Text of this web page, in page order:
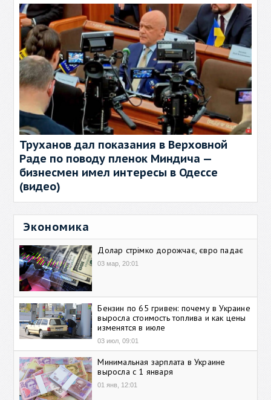
Труханов дал показания в Верховной
Раде по поводу пленок Миндича —
бизнесмен имел интересы в Одессе
(видео)
Экономика
Долар стрімко дорожчає, євро падає
03 мар, 20:01
Бензин по 65 гривен: почему в Украине
выросла стоимость топлива и как цены
изменятся в июле
03 июл, 09:01
Минимальная зарплата в Украине
выросла с 1 января
01 янв, 12:01